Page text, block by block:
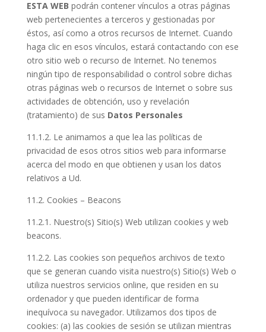
ESTA WEB podrán contener vínculos a otras páginas
web pertenecientes a terceros y gestionadas por
éstos, así como a otros recursos de Internet. Cuando
haga clic en esos vínculos, estará contactando con ese
otro sitio web o recurso de Internet. No tenemos
ningún tipo de responsabilidad o control sobre dichas
otras páginas web o recursos de Internet o sobre sus
actividades de obtención, uso y revelación
(tratamiento) de sus Datos Personales
11.1.2. Le animamos a que lea las políticas de
privacidad de esos otros sitios web para informarse
acerca del modo en que obtienen y usan los datos
relativos a Ud.
11.2. Cookies – Beacons
11.2.1. Nuestro(s) Sitio(s) Web utilizan cookies y web
beacons.
11.2.2. Las cookies son pequeños archivos de texto
que se generan cuando visita nuestro(s) Sitio(s) Web o
utiliza nuestros servicios online, que residen en su
ordenador y que pueden identificar de forma
inequívoca su navegador. Utilizamos dos tipos de
cookies: (a) las cookies de sesión se utilizan mientras